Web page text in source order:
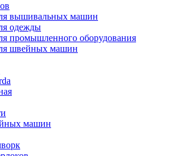
вышивальных машин
одежды
промышленного оборудования
швейных машин
машин